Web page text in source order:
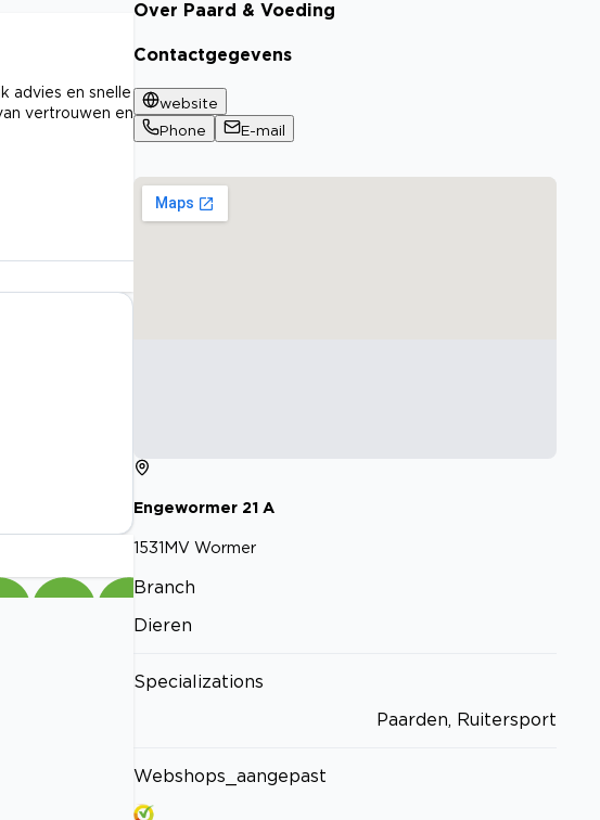
advies en snelle
vertrouwen en
Over Paard & Voeding
Contactgegevens
website
Phone
E-mail
Engewormer 21 A
1531MV Wormer
Branch
Dieren
Specializations
Paarden, Ruitersport
Webshops_aangepast